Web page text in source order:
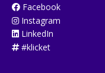
Facebook
Instagram
LinkedIn
#klicket